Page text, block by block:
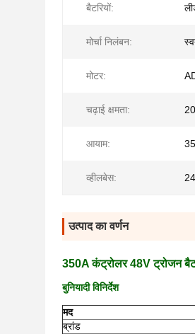
बैटरियों:
मोर्चा निलंबन:
मोटर:
चढ़ाई क्षमता:
आयाम:
व्हीलबेस:
उत्पाद का वर्णन
350A कंट्रोलर 48V ट्रोजन
बुनियादी विनिर्देश
मद
ब्रांड